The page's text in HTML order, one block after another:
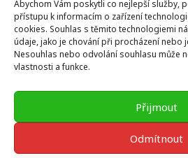
Abychom Vám poskytli co nejlepší služby,
přístupu k informacím o zařízení
cookies. Souhlas s těmito technologiemi
údaje, jako je chování při procházení nebo
Nesouhlas nebo odvolání souhlasu může
vlastnosti a funkce.
Přijmout
Odmítnout
dobrany@koinonia.cz+420 733 741
Prusiny
Nebílovy 36, Nebílovy 332 04
prusiny@koinonia.cz
+420 605 232 788